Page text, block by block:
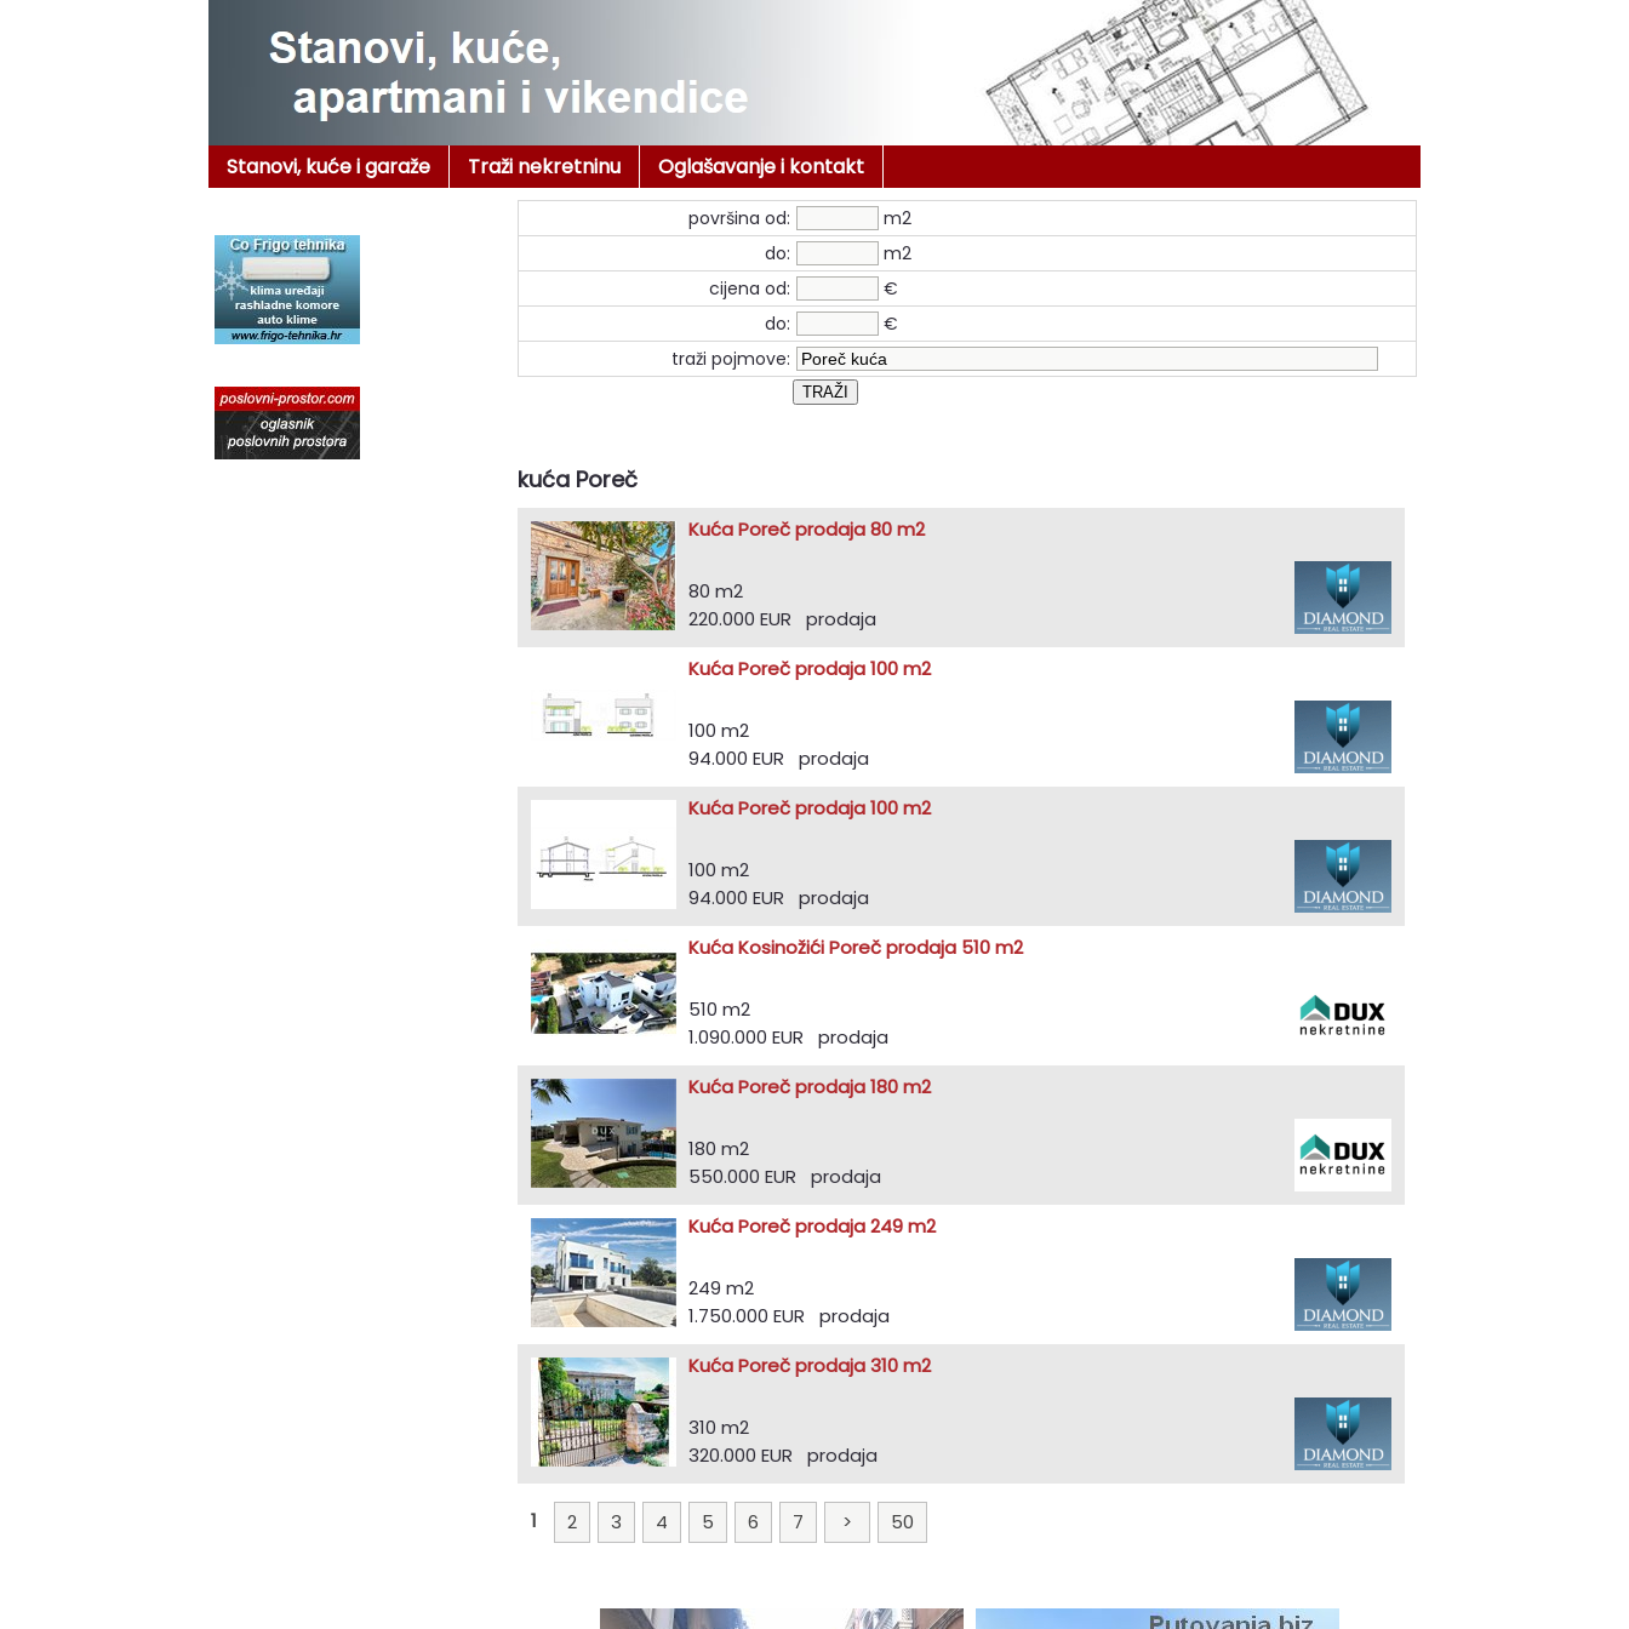
Stanovi, kuće i garaže Traži nekretninu Oglašavanje i kontakt
površina od:
m2
do:
m2
cijena od:
€
do:
€
traži pojmove:
kuća Poreč
Kuća Poreč prodaja 80 m2
80 m2
220.000 EUR prodaja
Kuća Poreč prodaja 100 m2
100 m2
94.000 EUR prodaja
Kuća Poreč prodaja 100 m2
100 m2
94.000 EUR prodaja
Kuća Kosinožići Poreč prodaja 510 m2
510 m2
1.090.000 EUR prodaja
Kuća Poreč prodaja 180 m2
180 m2
550.000 EUR prodaja
Kuća Poreč prodaja 249 m2
249 m2
1.750.000 EUR prodaja
Kuća Poreč prodaja 310 m2
310 m2
320.000 EUR prodaja
1 2 3 4 5 6 7 > 50